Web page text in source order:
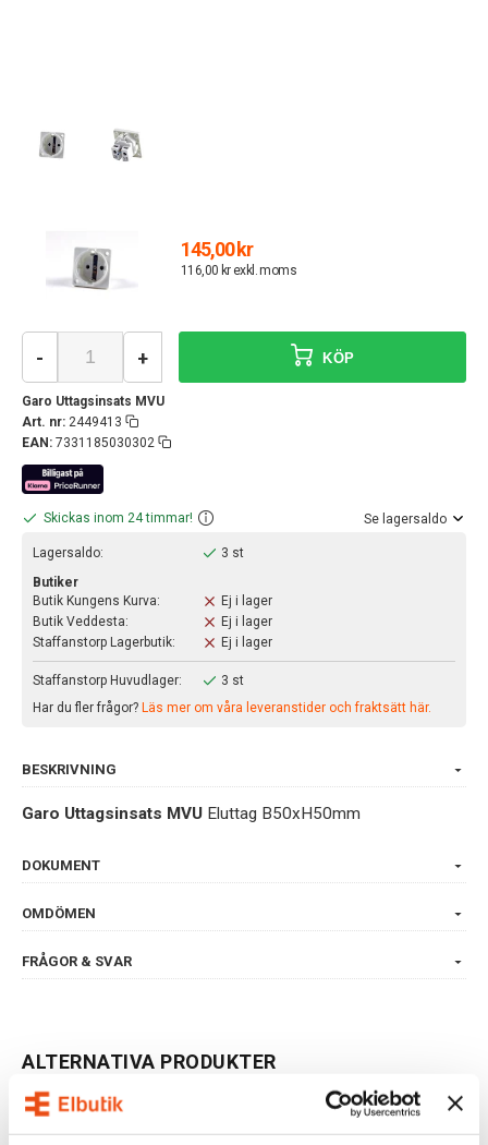
145,00 kr
116,00 kr exkl. moms
Garo Uttagsinsats MVU
Art. nr: 2449413
EAN: 7331185030302
- + KÖP
Skickas inom 24 timmar! Se lagersaldo
Lagersaldo:
3 st
Butiker
Butik Kungens Kurva:
Ej i lager
Butik Veddesta:
Ej i lager
Staffanstorp Lagerbutik:
Ej i lager
Staffanstorp Huvudlager:
3 st
Har du fler frågor? Läs mer om våra leveranstider och fraktsätt här.
BESKRIVNING
Garo Uttagsinsats MVU Eluttag B50xH50mm
DOKUMENT
OMDÖMEN
FRÅGOR & SVAR
ALTERNATIVA PRODUKTER